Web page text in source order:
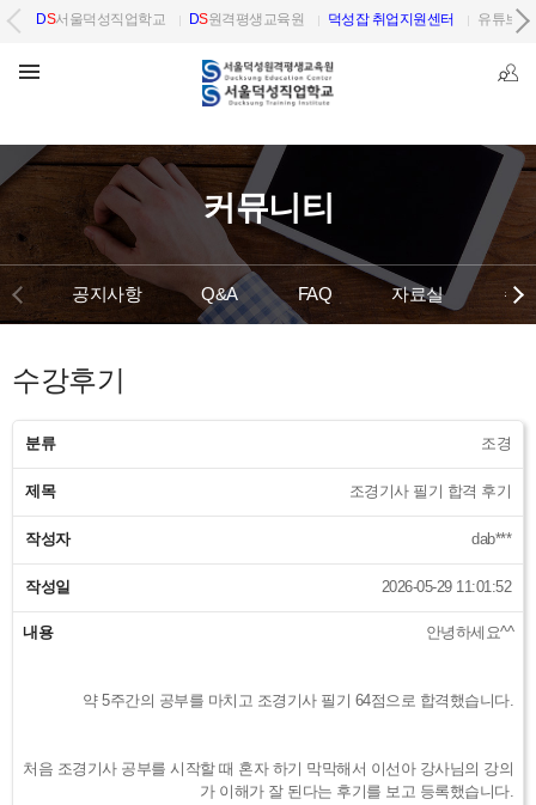
DS서울덕성직업학교 DS원격평생교육원 덕성잡 취업지원센터 유튜브
커뮤니티
공지사항 Q&A FAQ 자료실 수
수강후기
분류 조경
제목 조경기사 필기 합격 후기
작성자 dab***
작성일 2026-05-29 11:01:52
내용 안녕하세요^^
약 5주간의 공부를 마치고 조경기사 필기 64점으로 합격했습니다.
처음 조경기사 공부를 시작할 때 혼자 하기 막막해서 이선아 강사님의 강의
가 이해가 잘 된다는 후기를 보고 등록했습니다.